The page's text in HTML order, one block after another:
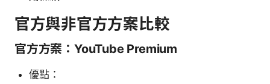
官方與非官方方案比較
官方方案：YouTube Premium
優點：